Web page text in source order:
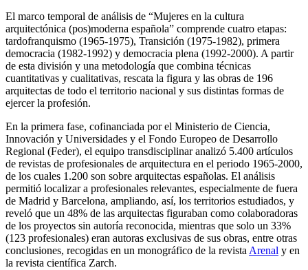
El marco temporal de análisis de “Mujeres en la cultura
arquitectónica (pos)moderna española” comprende cuatro etapas:
tardofranquismo (1965-1975), Transición (1975-1982), primera
democracia (1982-1992) y democracia plena (1992-2000). A partir
de esta división y una metodología que combina técnicas
cuantitativas y cualitativas, rescata la figura y las obras de 196
arquitectas de todo el territorio nacional y sus distintas formas de
ejercer la profesión.
En la primera fase, cofinanciada por el Ministerio de Ciencia,
Innovación y Universidades y el Fondo Europeo de Desarrollo
Regional (Feder), el equipo transdisciplinar analizó 5.400 artículos
de revistas de profesionales de arquitectura en el periodo 1965-2000,
de los cuales 1.200 son sobre arquitectas españolas. El análisis
permitió localizar a profesionales relevantes, especialmente de fuera
de Madrid y Barcelona, ampliando, así, los territorios estudiados, y
reveló que un 48% de las arquitectas figuraban como colaboradoras
de los proyectos sin autoría reconocida, mientras que solo un 33%
(123 profesionales) eran autoras exclusivas de sus obras, entre otras
conclusiones, recogidas en un monográfico de la revista Arenal y en
la revista científica Zarch.